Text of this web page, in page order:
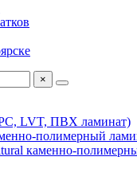
×
LVT, ПВХ ламинат)
полимерный
каменно-